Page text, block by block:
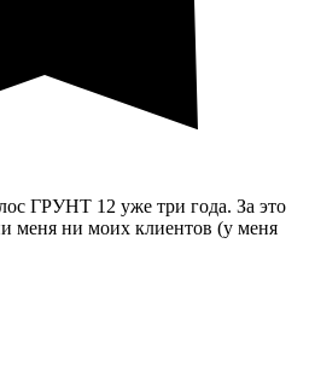
ГРУНТ 12 уже три года. За это
меня ни моих клиентов (у меня